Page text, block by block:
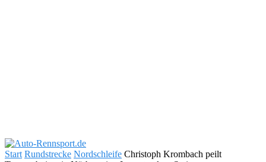
Start Rundstrecke Nordschleife Christoph Krombach peilt